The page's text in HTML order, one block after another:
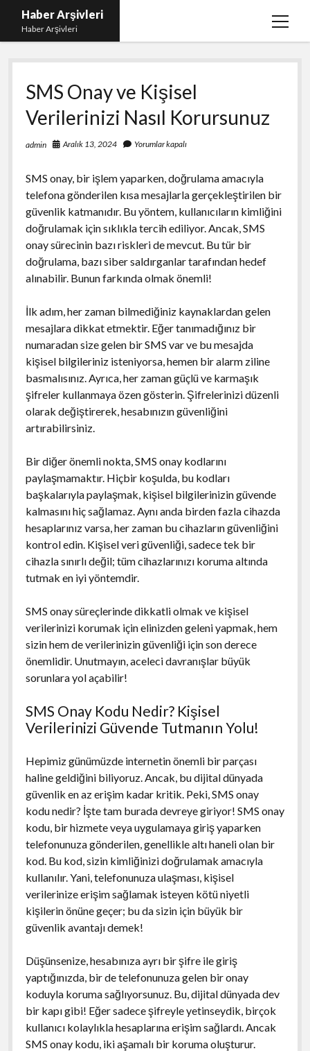
Haber Arşivleri
Haber Arşivleri
menüyü
Liste
Sayfa Listesi
Ücretsiz Tiktok Takipçi Çoğaltma
YouTube’da Nasıl Abone Kazanılır
SMS Onay ve Kişisel
Verilerinizi Nasıl Korursunuz
admin Aralık 13, 2024 Yorumlar kapalı
SMS onay, bir işlem yaparken, doğrulama amacıyla
telefona gönderilen kısa mesajlarla gerçekleştirilen bir
güvenlik katmanıdır. Bu yöntem, kullanıcıların kimliğini
doğrulamak için sıklıkla tercih ediliyor. Ancak, SMS
onay sürecinin bazı riskleri de mevcut. Bu tür bir
doğrulama, bazı siber saldırganlar tarafından hedef
alınabilir. Bunun farkında olmak önemli!
İlk adım, her zaman bilmediğiniz kaynaklardan gelen
mesajlara dikkat etmektir. Eğer tanımadığınız bir
numaradan size gelen bir SMS var ve bu mesajda
kişisel bilgileriniz isteniyorsa, hemen bir alarm ziline
basmalısınız. Ayrıca, her zaman güçlü ve karmaşık
şifreler kullanmaya özen gösterin. Şifrelerinizi düzenli
olarak değiştirerek, hesabınızın güvenliğini
artırabilirsiniz.
Bir diğer önemli nokta, SMS onay kodlarını
paylaşmamaktır. Hiçbir koşulda, bu kodları
başkalarıyla paylaşmak, kişisel bilgilerinizin güvende
kalmasını hiç sağlamaz. Aynı anda birden fazla cihazda
hesaplarınız varsa, her zaman bu cihazların güvenliğini
kontrol edin. Kişisel veri güvenliği, sadece tek bir
cihazla sınırlı değil; tüm cihazlarınızı koruma altında
tutmak en iyi yöntemdir.
SMS onay süreçlerinde dikkatli olmak ve kişisel
verilerinizi korumak için elinizden geleni yapmak, hem
sizin hem de verilerinizin güvenliği için son derece
önemlidir. Unutmayın, aceleci davranışlar büyük
sorunlara yol açabilir!
SMS Onay Kodu Nedir? Kişisel
Verilerinizi Güvende Tutmanın Yolu!
Hepimiz günümüzde internetin önemli bir parçası
haline geldiğini biliyoruz. Ancak, bu dijital dünyada
güvenlik en az erişim kadar kritik. Peki, SMS onay
kodu nedir? İşte tam burada devreye giriyor! SMS onay
kodu, bir hizmete veya uygulamaya giriş yaparken
telefonunuza gönderilen, genellikle altı haneli olan bir
kod. Bu kod, sizin kimliğinizi doğrulamak amacıyla
kullanılır. Yani, telefonunuza ulaşması, kişisel
verilerinize erişim sağlamak isteyen kötü niyetli
kişilerin önüne geçer; bu da sizin için büyük bir
güvenlik avantajı demek!
Düşünsenize, hesabınıza ayrı bir şifre ile giriş
yaptığınızda, bir de telefonunuza gelen bir onay
koduyla koruma sağlıyorsunuz. Bu, dijital dünyada dev
bir kapı gibi! Eğer sadece şifreyle yetinseydik, birçok
kullanıcı kolaylıkla hesaplarına erişim sağlardı. Ancak
SMS onay kodu, iki aşamalı bir koruma oluşturur.